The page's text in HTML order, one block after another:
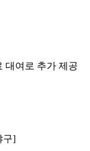
대여로 추가 제공
구]